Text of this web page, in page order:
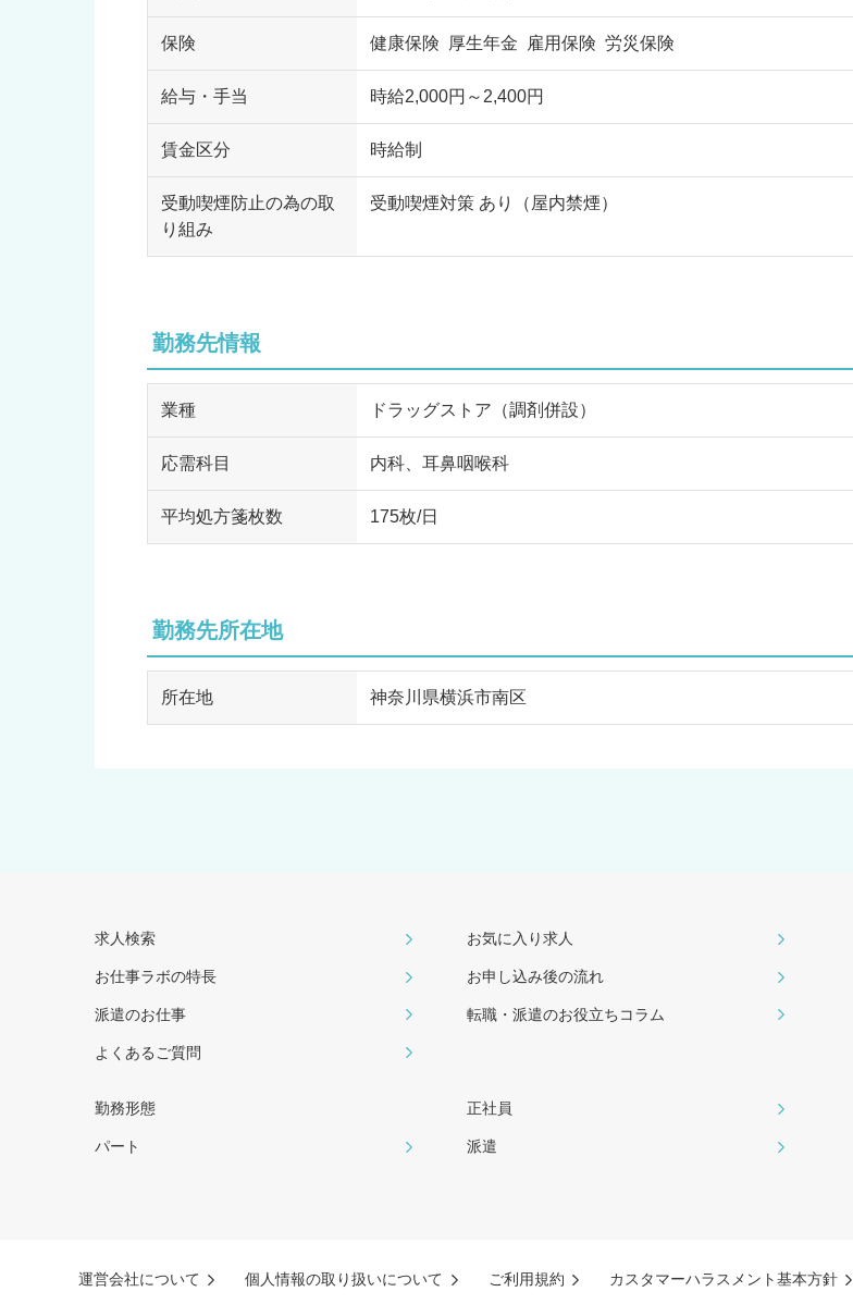
保険 健康保険 厚生年金 雇用保険 労災保険
給与・手当 時給2,000円～2,400円
賃金区分 時給制
受動喫煙防止の為の取
り組み
受動喫煙対策 あり（屋内禁煙）
勤務先情報
業種 ドラッグストア（調剤併設）
応需科目 内科、耳鼻咽喉科
平均処方箋枚数 175枚/日
勤務先所在地
所在地 神奈川県横浜市南区
求人検索 お気に入り求人
お仕事ラボの特長 お申し込み後の流れ
派遣のお仕事 転職・派遣のお役⽴ちコラム
よくあるご質問
勤務形態 正社員
パート 派遣
運営会社について 個人情報の取り扱いについて ご利用規約 カスタマーハラスメント基本方針